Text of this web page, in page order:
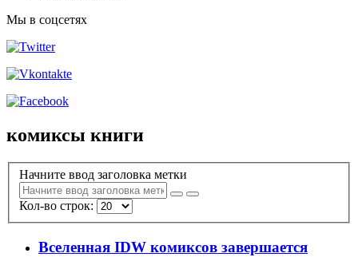
Мы в соцсетях
комиксы книги
Начните ввод заголовка метки
Кол-во строк:
Вселенная IDW комиксов завершается